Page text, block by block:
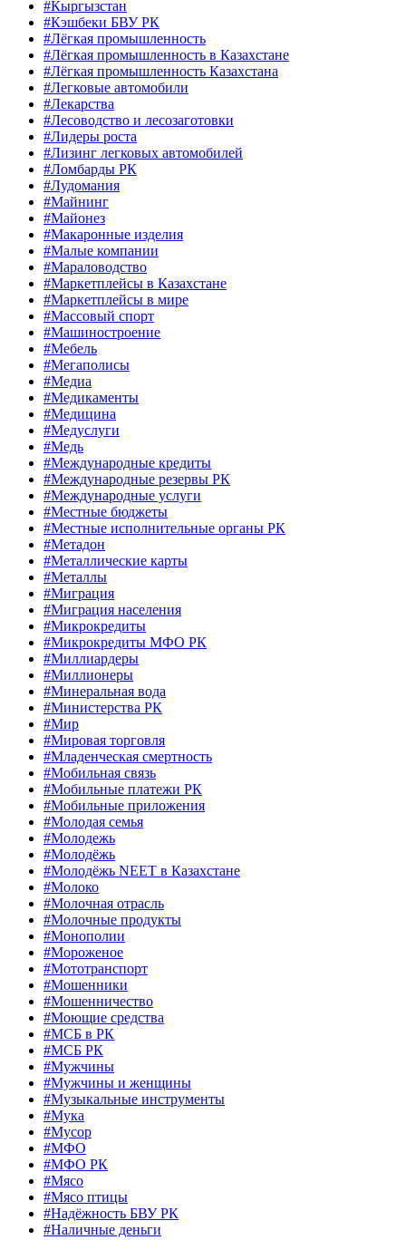
#Кыргызстан
#Кэшбеки БВУ РК
#Лёгкая промышленность
#Лёгкая промышленность в Казахстане
#Лёгкая промышленность Казахстана
#Легковые автомобили
#Лекарства
#Лесоводство и лесозаготовки
#Лидеры роста
#Лизинг легковых автомобилей
#Ломбарды РК
#Лудомания
#Майнинг
#Майонез
#Макаронные изделия
#Малые компании
#Мараловодство
#Маркетплейсы в Казахстане
#Маркетплейсы в мире
#Массовый спорт
#Машиностроение
#Мебель
#Мегаполисы
#Медиа
#Медикаменты
#Медицина
#Медуслуги
#Медь
#Международные кредиты
#Международные резервы РК
#Международные услуги
#Местные бюджеты
#Местные исполнительные органы РК
#Метадон
#Металлические карты
#Металлы
#Миграция
#Миграция населения
#Микрокредиты
#Микрокредиты МФО РК
#Миллиардеры
#Миллионеры
#Минеральная вода
#Министерства РК
#Мир
#Мировая торговля
#Младенческая смертность
#Мобильная связь
#Мобильные платежи РК
#Мобильные приложения
#Молодая семья
#Молодежь
#Молодёжь
#Молодёжь NEET в Казахстане
#Молоко
#Молочная отрасль
#Молочные продукты
#Монополии
#Мороженое
#Мототранспорт
#Мошенники
#Мошенничество
#Моющие средства
#МСБ в РК
#МСБ РК
#Мужчины
#Мужчины и женщины
#Музыкальные инструменты
#Мука
#Мусор
#МФО
#МФО РК
#Мясо
#Мясо птицы
#Надёжность БВУ РК
#Наличные деньги